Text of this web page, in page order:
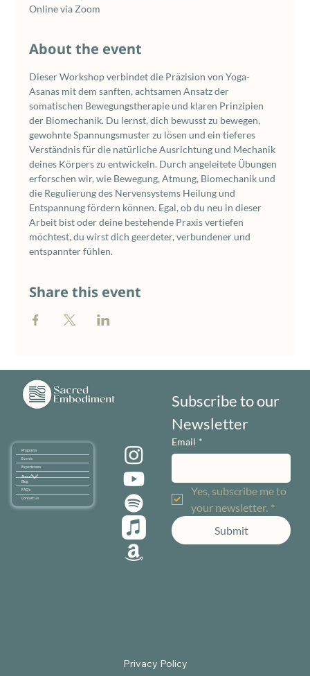
Online via Zoom
About the event
Dieser Workshop verbindet die Präzision von Yoga-
Asanas mit dem sanften, achtsamen Ansatz der
somatischen Bewegungstherapie und klaren Prinzipien
der Biomechanik. Du lernst, dich bewusst zu bewegen,
gewohnte Spannungsmuster zu lösen und ein tieferes
Verständnis für die natürliche Ausrichtung und Mechanik
deines Körpers zu entwickeln. Durch angeleitete Übungen
erforschen wir, wie Bewegung, Atmung, Biomechanik und
die Regulierung des Nervensystems Heilung und
Entspannung fördern können. Egal, ob du neu in dieser
Arbeit bist oder deine bestehende Praxis vertiefen
möchtest, du wirst dich geerdeter, verbundener und
entspannter fühlen.
Share this event
Programs
Events
Experiences
About
Blog
FAQ's
Contact Us
Subscribe to our
Newsletter
Email *
Yes, subscribe me to
your newsletter. *
Submit